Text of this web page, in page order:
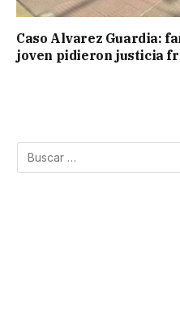
Caso Alvarez Guardia:
joven pidieron justicia